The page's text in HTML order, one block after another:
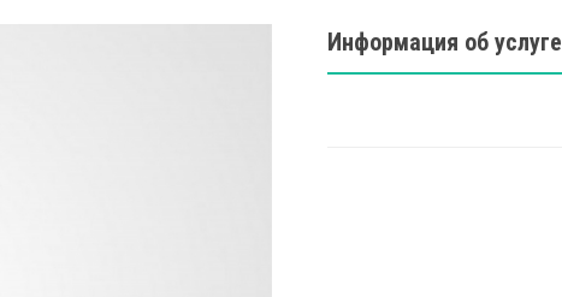
Информация об услуге